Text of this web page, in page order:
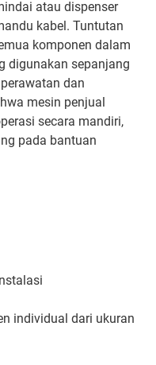
atau dispenser
kabel. Tuntutan
komponen dalam
digunakan sepanjang
dan
mesin penjual
secara mandiri,
pada bantuan
individual dari ukuran